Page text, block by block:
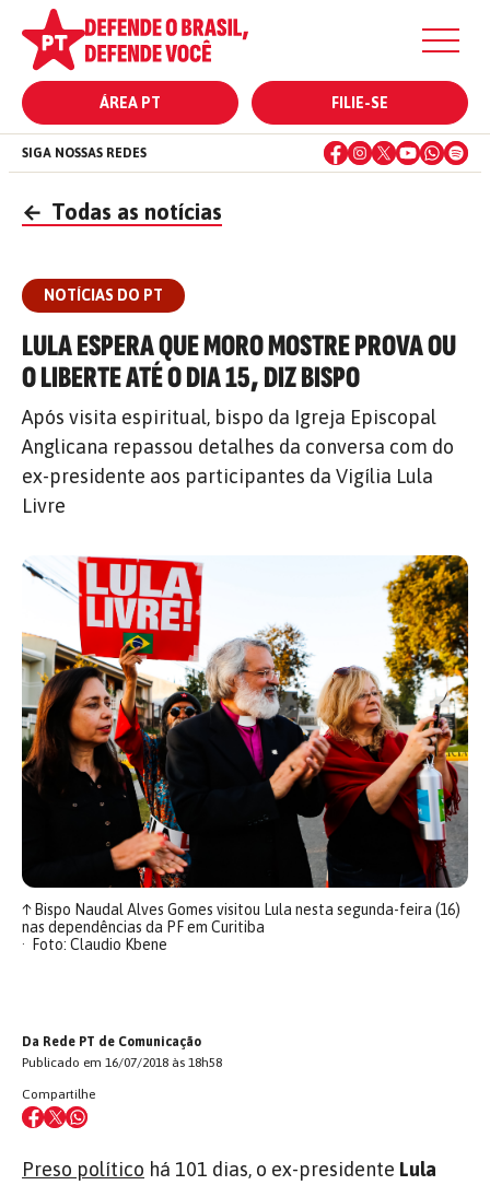
ÁREA PT FILIE-SE
SIGA NOSSAS REDES
← Todas as notícias
NOTÍCIAS DO PT
LULA ESPERA QUE MORO MOSTRE PROVA OU
O LIBERTE ATÉ O DIA 15, DIZ BISPO
Após visita espiritual, bispo da Igreja Episcopal
Anglicana repassou detalhes da conversa com do
ex-presidente aos participantes da Vigília Lula
Livre
↑Bispo Naudal Alves Gomes visitou Lula nesta segunda-feira (16)
nas dependências da PF em Curitiba
Foto: Claudio Kbene
Da Rede PT de Comunicação
Publicado em 16/07/2018 às 18h58
Compartilhe
Preso político há 101 dias, o ex-presidente Lula